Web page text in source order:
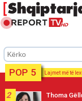
POP 5 Lajmet më të
2 Thoma